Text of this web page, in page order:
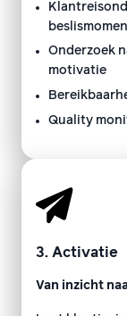
Onderzoek
motivatie
Quality
3. Activatie
Van inzicht